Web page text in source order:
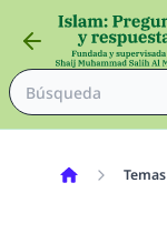
Temas